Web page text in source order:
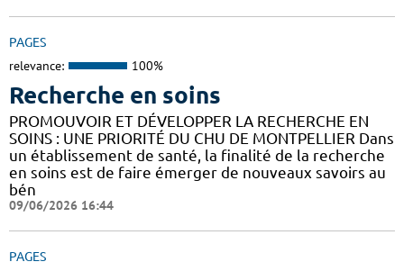
PAGES
relevance: 100%
Recherche en soins
PROMOUVOIR ET DÉVELOPPER LA RECHERCHE EN
SOINS : UNE PRIORITÉ DU CHU DE MONTPELLIER Dans
un établissement de santé, la finalité de la recherche
en soins est de faire émerger de nouveaux savoirs au
bén
09/06/2026 16:44
PAGES